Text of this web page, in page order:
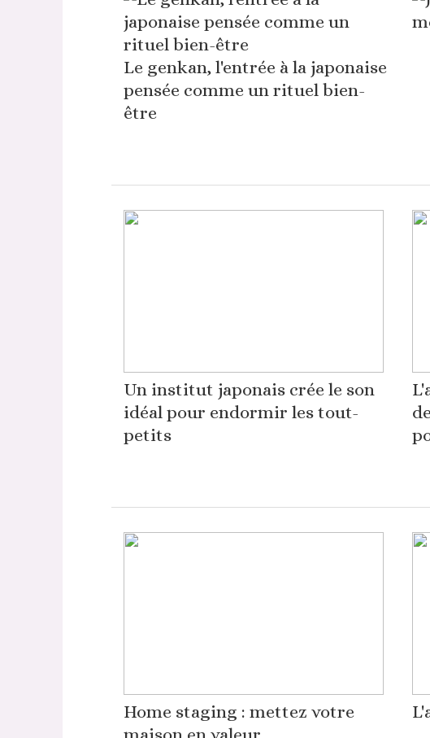
Le genkan, l'entrée à la japonaise
pensée comme un rituel bien-
être
Un institut japonais crée le son
idéal pour endormir les tout-
petits
Home staging : mettez votre